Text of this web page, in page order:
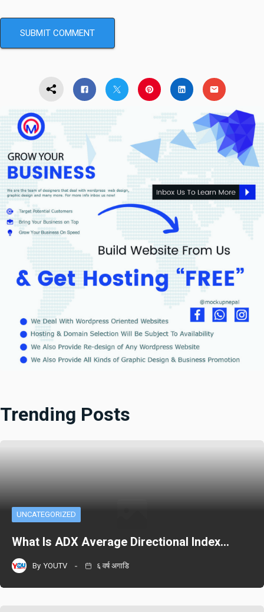
Trending Posts
UNCATEGORIZED
What Is ADX Average Directional Index…
By YOUTV ६ वर्ष अगाडि